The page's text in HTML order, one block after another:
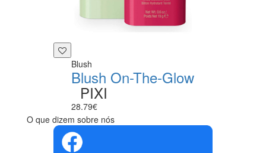
Blush
Blush On-The-Glow
PIXI
28.79€
O que dizem sobre nós